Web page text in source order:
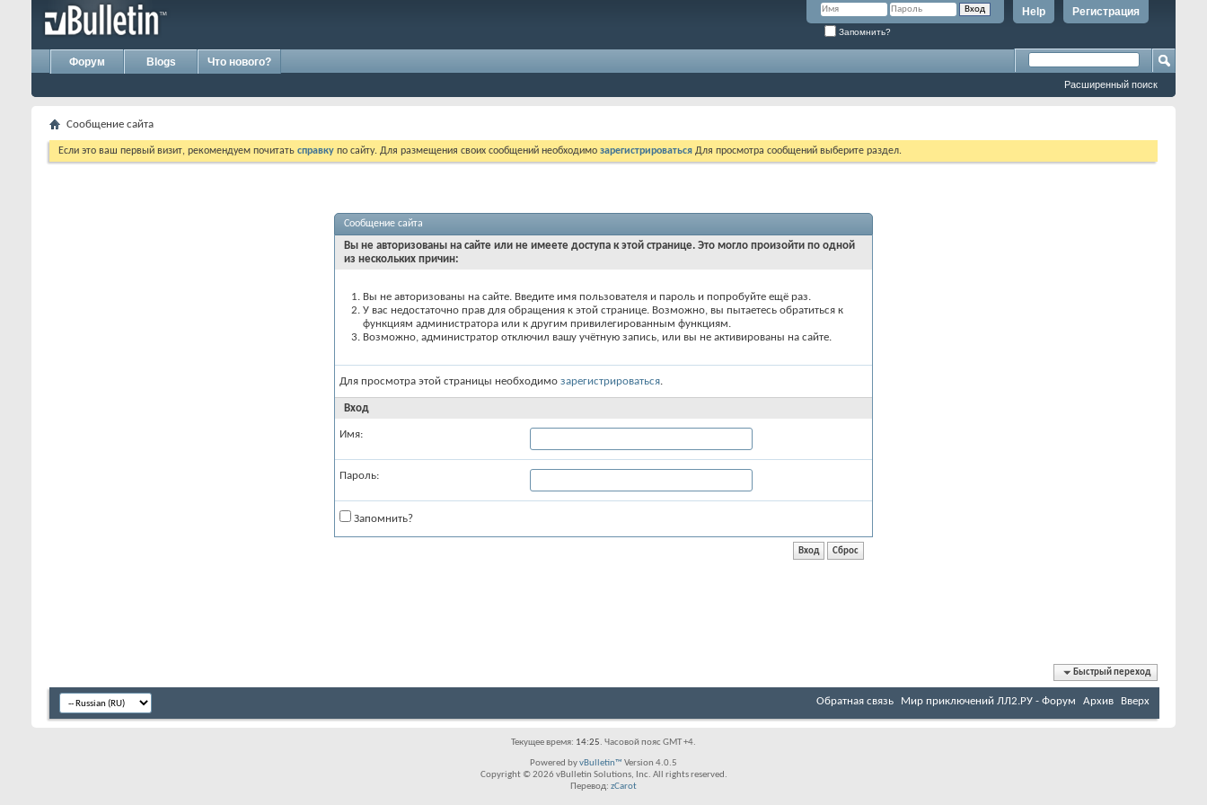
Регистрация
Help
Запомнить?
Форум Blogs Что нового?
Расширенный поиск
Сообщение сайта
Если это ваш первый визит, рекомендуем почитать справку по сайту. Для размещения своих сообщений необходимо зарегистрироваться Для просмотра сообщений выберите раздел.
Сообщение сайта
Вы не авторизованы на сайте или не имеете доступа к этой странице. Это могло произойти по одной
из нескольких причин:
Вы не авторизованы на сайте. Введите имя пользователя и пароль и попробуйте ещё раз.
У вас недостаточно прав для обращения к этой странице. Возможно, вы пытаетесь обратиться к
функциям администратора или к другим привилегированным функциям.
Возможно, администратор отключил вашу учётную запись, или вы не активированы на сайте.
Для просмотра этой страницы необходимо зарегистрироваться.
Вход
Имя:
Пароль:
Запомнить?
Быстрый переход
Обратная связь Мир приключений ЛЛ2.РУ - Форум Архив Вверх
Текущее время: 14:25. Часовой пояс GMT +4.
Powered byvBulletin™ Version 4.0.5
Copyright © 2026 vBulletin Solutions, Inc. All rights reserved.
Перевод: zCarot